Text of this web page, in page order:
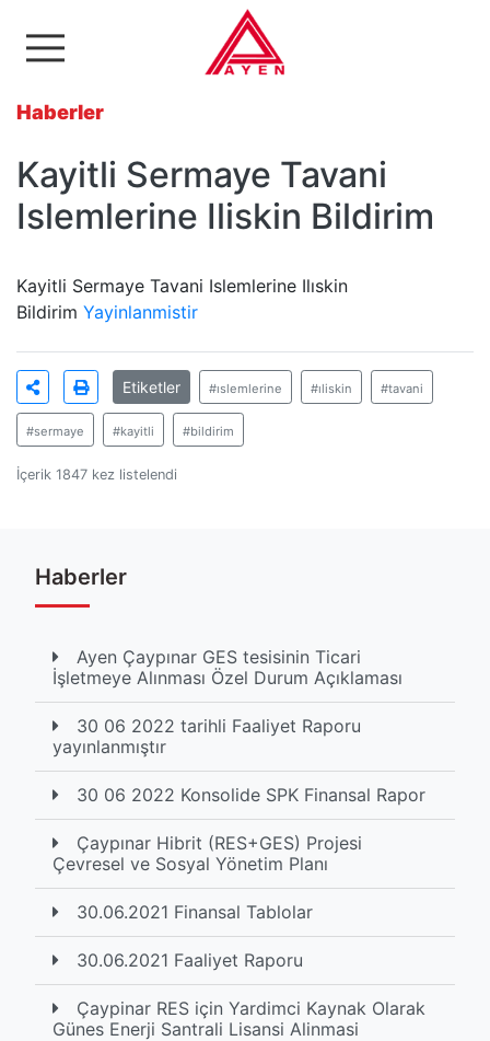
Ayen Enerji A.Ş
Haberler
Kayitli Sermaye Tavani
Islemlerine Iliskin Bildirim
Kayitli Sermaye Tavani Islemlerine Ilıskin
Bildirim Yayinlanmistir
Etiketler #ıslemlerine #ıliskin #tavani
#sermaye #kayitli #bildirim
İçerik 1847 kez listelendi
Haberler
Ayen Çaypınar GES tesisinin Ticari
İşletmeye Alınması Özel Durum Açıklaması
30 06 2022 tarihli Faaliyet Raporu
yayınlanmıştır
30 06 2022 Konsolide SPK Finansal Rapor
Çaypınar Hibrit (RES+GES) Projesi
Çevresel ve Sosyal Yönetim Planı
30.06.2021 Finansal Tablolar
30.06.2021 Faaliyet Raporu
Çaypinar RES için Yardimci Kaynak Olarak
Günes Enerji Santrali Lisansi Alinmasi